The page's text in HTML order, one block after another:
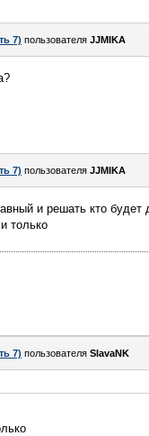
7) пользователя JJMIKA
7) пользователя JJMIKA
и решать кто
только
7) пользователя SlavaNK